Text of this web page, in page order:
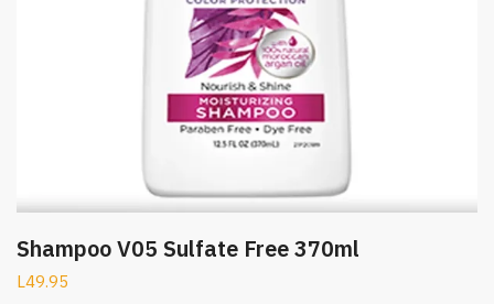
Shampoo V05 Sulfate Free 370ml
L49.95